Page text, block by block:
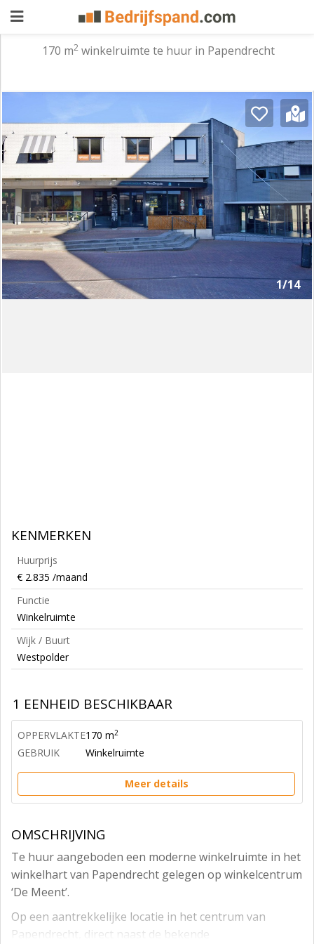
zoeken
Waarom
adverteren
Premium
adverteren
Blog
Registreren
Login
170 m2 winkelruimte te huur in Papendrecht
1/14
KENMERKEN
Huurprijs
€ 2.835 /maand
Functie
Winkelruimte
Wijk / Buurt
Westpolder
1 EENHEID BESCHIKBAAR
OPPERVLAKTE170 m2
GEBRUIK Winkelruimte
Meer details
OMSCHRIJVING
Te huur aangeboden een moderne winkelruimte in het
winkelhart van Papendrecht gelegen op winkelcentrum
‘De Meent’.
Op een aantrekkelijke locatie in het centrum van
Papendrecht, direct naast de bekende